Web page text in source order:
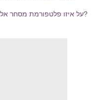
על איזו פלטפורמת מסחר